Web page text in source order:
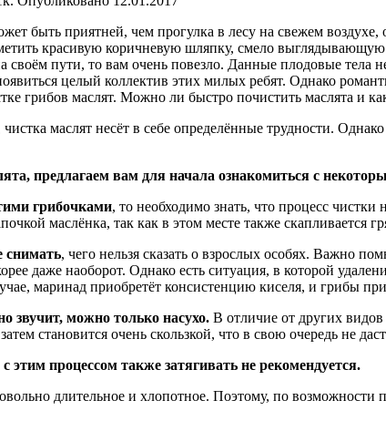
быть приятней, чем прогулка в лесу на свежем воздухе,
красивую коричневую шляпку, смело
своём пути, то вам очень повезло. Данные плодовые тела
целый коллектив этих милых ребят. Однако
грибов маслят. Можно ли быстро почистить маслята и
маслят несёт в себе определённые трудности.
предлагаем вам для начала ознакомиться с
грибочками, то необходимо знать, что процесс
маслёнка, так как в этом месте также скапливается
снимать, чего нельзя сказать о взрослых особях. Важно
даже наоборот. Однако есть ситуация, в которой
маринад приобретёт консистенцию киселя, и грибы
звучит, можно только насухо. В отличие от других
становится очень скользкой, что в свою очередь не
процессом также затягивать не рекомендуется.
длительное и хлопотное. Поэтому, по возможности